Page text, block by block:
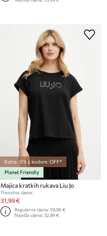
Extra -5% s kodom: OFF*
Planet Friendly
Majica kratkih rukava Liu Jo
Trenutna cijena:
31,99 €
Regularna cijena:59,90 €
Najniža cijena:32,99 €